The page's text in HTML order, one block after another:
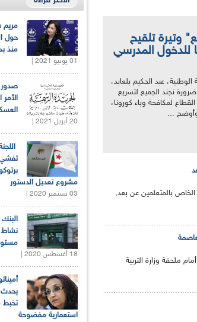
وتيرة تلقيح
المدرسي
الوطنية، عبد الحكيم بلعابد،
ضرورة تجند الجميع لتسريع
لمكافحة وباء كورونا،
وأوضح ...
وزارة التربية الوطنية تأجيل امتحان إثبات المستوى (دورة 2020) الخاص بالمتعلمين عن بعد,
ملحقة وزارة التربية
حول
منذ
01 يونيو 2021 |
صدور
20 أبريل 2021 |
تفشي
مشروع تعديل الدستور
03 سبتمبر 2020 |
نشاط
18 أغسطس 2020 |
يحدث
تخبط
استعمارية مفضوحة